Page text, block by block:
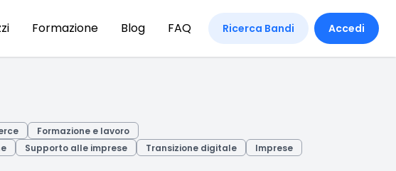
Formazione Blog FAQ Ricerca Bandi Accedi
Formazione e lavoro
Supporto alle imprese Transizione digitale
Imprese